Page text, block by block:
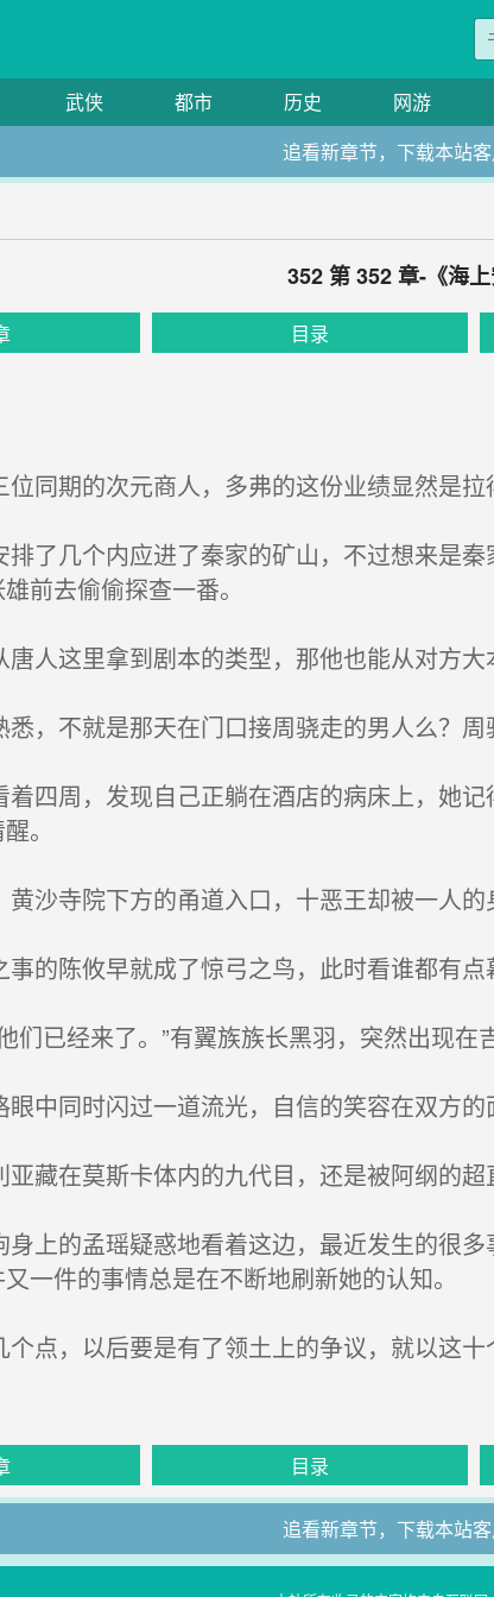
武侠 都市 历史 网游
追看新章节，下载本站
352 第 352 章-《海上
目录
同期的次元商人，多弗的这份业绩显然是拉
了几个内应进了秦家的矿山，不过想来是
前去偷偷探查一番。
人这里拿到剧本的类型，那他也能从对方大
，不就是那天在门口接周骁走的男人么？周
四周，发现自己正躺在酒店的病床上，她
。
沙寺院下方的甬道入口，十恶王却被一人的
的陈攸早就成了惊弓之鸟，此时看谁都有点
已经来了。”有翼族族长黑羽，突然出现在
中同时闪过一道流光，自信的笑容在双方的
藏在莫斯卡体内的九代目，还是被阿纲的超
上的孟瑶疑惑地看着这边，最近发生的很
一件的事情总是在不断地刷新她的认知。
点，以后要是有了领土上的争议，就以这十
目录
追看新章节，下载本站